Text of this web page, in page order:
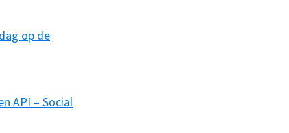
op de
API – Social